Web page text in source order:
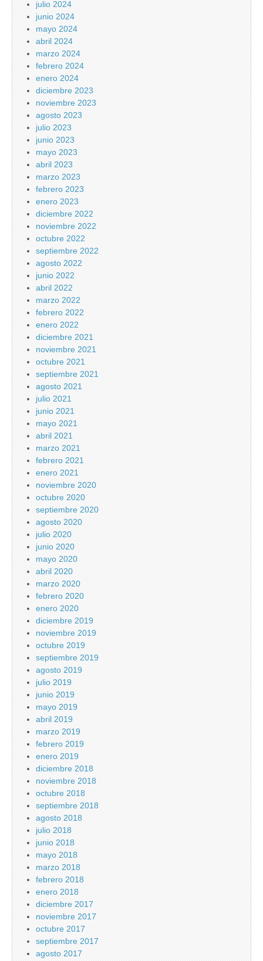
julio 2024
junio 2024
mayo 2024
abril 2024
marzo 2024
febrero 2024
enero 2024
diciembre 2023
noviembre 2023
agosto 2023
julio 2023
junio 2023
mayo 2023
abril 2023
marzo 2023
febrero 2023
enero 2023
diciembre 2022
noviembre 2022
octubre 2022
septiembre 2022
agosto 2022
junio 2022
abril 2022
marzo 2022
febrero 2022
enero 2022
diciembre 2021
noviembre 2021
octubre 2021
septiembre 2021
agosto 2021
julio 2021
junio 2021
mayo 2021
abril 2021
marzo 2021
febrero 2021
enero 2021
noviembre 2020
octubre 2020
septiembre 2020
agosto 2020
julio 2020
junio 2020
mayo 2020
abril 2020
marzo 2020
febrero 2020
enero 2020
diciembre 2019
noviembre 2019
octubre 2019
septiembre 2019
agosto 2019
julio 2019
junio 2019
mayo 2019
abril 2019
marzo 2019
febrero 2019
enero 2019
diciembre 2018
noviembre 2018
octubre 2018
septiembre 2018
agosto 2018
julio 2018
junio 2018
mayo 2018
marzo 2018
febrero 2018
enero 2018
diciembre 2017
noviembre 2017
octubre 2017
septiembre 2017
agosto 2017